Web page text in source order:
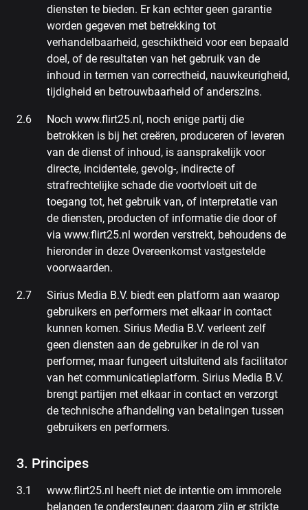
diensten te bieden. Er kan echter geen garantie
worden gegeven met betrekking tot
verhandelbaarheid, geschiktheid voor een bepaald
doel, of de resultaten van het gebruik van de
inhoud in termen van correctheid, nauwkeurigheid,
tijdigheid en betrouwbaarheid of anderszins.
Noch www.flirt25.nl, noch enige partij die
betrokken is bij het creëren, produceren of leveren
van de dienst of inhoud, is aansprakelijk voor
directe, incidentele, gevolg-, indirecte of
strafrechtelijke schade die voortvloeit uit de
toegang tot, het gebruik van, of interpretatie van
de diensten, producten of informatie die door of
via www.flirt25.nl worden verstrekt, behoudens de
hieronder in deze Overeenkomst vastgestelde
voorwaarden.
Sirius Media B.V. biedt een platform aan waarop
gebruikers en performers met elkaar in contact
kunnen komen. Sirius Media B.V. verleent zelf
geen diensten aan de gebruiker in de rol van
performer, maar fungeert uitsluitend als facilitator
van het communicatieplatform. Sirius Media B.V.
brengt partijen met elkaar in contact en verzorgt
de technische afhandeling van betalingen tussen
gebruikers en performers.
3. Principes
www.flirt25.nl heeft niet de intentie om immorele
belangen te ondersteunen; daarom zijn er strikte